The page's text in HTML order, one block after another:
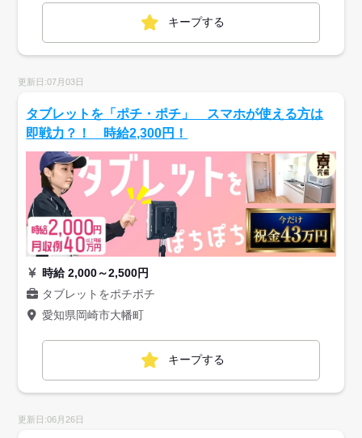
キープする
更新日:07月03日
タブレットを「ポチ・ポチ」 スマホが使える方は
即戦力？！ 時給2,300円！
時給 2,000～2,500円
タブレットをポチポチ
愛知県岡崎市大幡町
キープする
更新日:06月26日